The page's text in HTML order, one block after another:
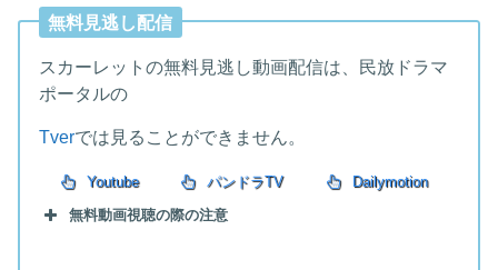
無料見逃し配信
スカーレットの無料見逃し動画配信は、民放ドラマ
ポータルの
Tverでは見ることができません。
Youtube パンドラTV Dailymotion
無料動画視聴の際の注意